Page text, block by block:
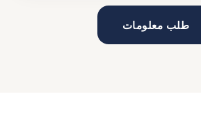
طلب معلومات